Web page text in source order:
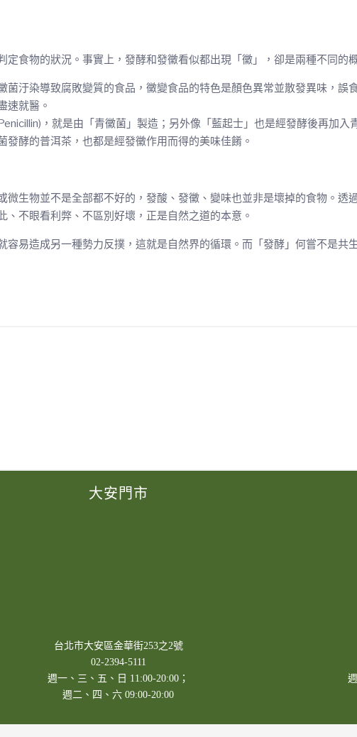
食物的狀況。事實上，發酵和發黴看似都出現「黴」，卻是兩種不同的
汙染導致腐敗變質的食品，黴變食品的特色是顏色異常並散發異味，誤
速就醫。
，就是由「青黴菌」製造；另外像「藍起士」也是經發酵後再加入
酵的普洱茶，也都是經發黴作用而得的美味佳餚。
生物並不是全部都不好的，發酸、發黴、變味也並非是壞掉的食物。透
不眼看利弊、不區別好壞，正是自然之道的本意。
易造成另一種勢力反撲，這就是自然界的循環。而「發酵」何嘗不是共
大安門市
台北市大安區金華街253之2號
02-2394-5111
週一、三、五、日 11:00-20:00；
週二、四、六 09:00-20:00